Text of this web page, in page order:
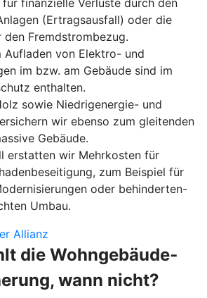
finanzielle Verluste durch den
(Ertragsausfall) oder die
den Fremdstrombezug.
Aufladen von Elektro- und
im bzw. am Gebäude sind im
enthalten.
sowie Niedrigenergie- und
wir ebenso zum gleitenden
Gebäude.
erstatten wir Mehrkosten für
zum Beispiel für
oder behinderten-
Umbau.
Allianz
die Wohngebäude­
wann nicht?